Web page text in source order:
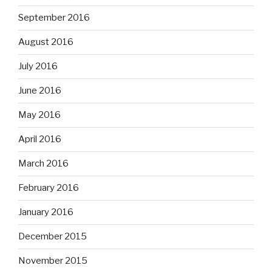
September 2016
August 2016
July 2016
June 2016
May 2016
April 2016
March 2016
February 2016
January 2016
December 2015
November 2015